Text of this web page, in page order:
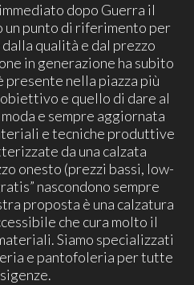
dopo Guerra il
un punto di riferimento per
qualità e dal prezzo
in generazione ha subito
nella piazza più
e quello di dare al
e sempre aggiornata
e tecniche produttive
da una calzata
onesto (prezzi bassi, low-
nascondono sempre
proposta è una calzatura
che cura molto il
Siamo specializzati
e pantofoleria per tutte